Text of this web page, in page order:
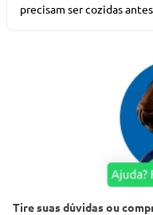
precisam ser cozidas
Tire suas dúvidas ou